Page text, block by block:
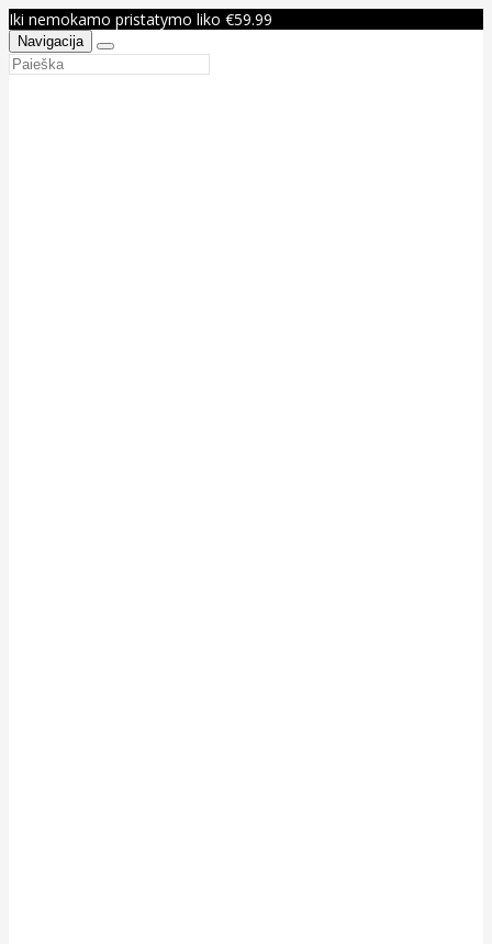
Iki nemokamo pristatymo liko €59.99
Navigacija